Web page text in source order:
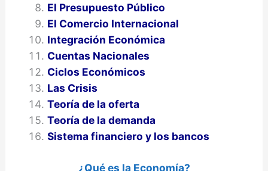
El Presupuesto Público
El Comercio Internacional
Integración Económica
Cuentas Nacionales
Ciclos Económicos
Las Crisis
Teoría de la oferta
Teoría de la demanda
Sistema financiero y los bancos
¿Qué es la Economía?